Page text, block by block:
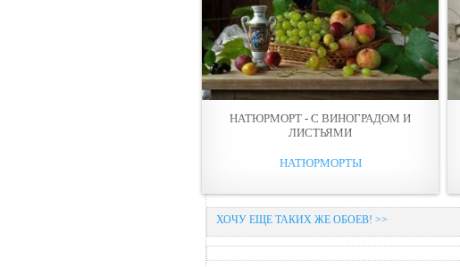
НАТЮРМОРТ - С ВИНОГРАДОМ И
ЛИСТЬЯМИ
НАТЮРМОРТЫ
ХОЧУ ЕЩЕ ТАКИХ ЖЕ ОБОЕВ! >>